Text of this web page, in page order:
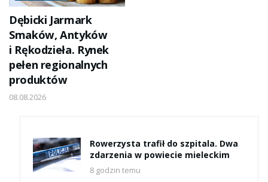
Dębicki Jarmark
Smaków, Antyków
i Rękodzieła. Rynek
pełen regionalnych
produktów
08.08.2026
Rowerzysta trafił do szpitala. Dwa
zdarzenia w powiecie mieleckim
8 godzin temu